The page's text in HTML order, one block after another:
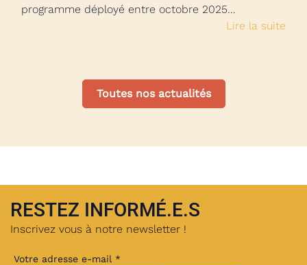
programme déployé entre octobre 2025…
Lire la suite
Toutes nos actualités
RESTEZ INFORMÉ.E.S
Inscrivez vous à notre newsletter !
Votre adresse e-mail *